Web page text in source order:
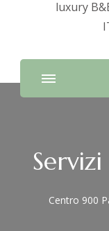
luxury
Centro 900